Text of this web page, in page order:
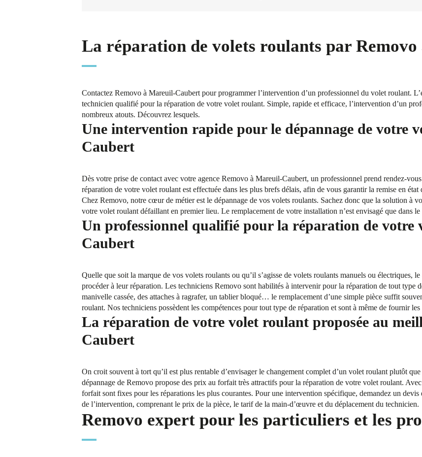
La réparation de volets roulants par
Contactez Removo à Mareuil-Caubert pour programmer l’intervention d’un professionnel du volet roulant.
technicien qualifié pour la réparation de votre volet roulant. Simple, rapide et efficace, l’intervention d’un
nombreux atouts. Découvrez lesquels.
Une intervention rapide pour le dépannage de votre
Caubert
Dès votre prise de contact avec votre agence Removo à Mareuil-Caubert, un professionnel prend rendez-
réparation de votre volet roulant est effectuée dans les plus brefs délais, afin de vous garantir la remise en
Chez Removo, notre cœur de métier est le dépannage de vos volets roulants. Sachez donc que la solution à
votre volet roulant défaillant en premier lieu. Le remplacement de votre installation n’est envisagé que dans le
Un professionnel qualifié pour la réparation de
Caubert
Quelle que soit la marque de vos volets roulants ou qu’il s’agisse de volets roulants manuels ou électriques,
procéder à leur réparation. Les techniciens Removo sont habilités à intervenir pour la réparation de tout type
manivelle cassée, des attaches à ragrafer, un tablier bloqué… le remplacement d’une simple pièce suffit
roulant. Nos techniciens possèdent les compétences pour tout type de réparation et sont à même de fournir
La réparation de votre volet roulant proposée au
Caubert
On croit souvent à tort qu’il est plus rentable d’envisager le changement complet d’un volet roulant plutôt
dépannage de Removo propose des prix au forfait très attractifs pour la réparation de votre volet roulant.
forfait sont fixes pour les réparations les plus courantes. Pour une intervention spécifique, demandez un
de l’intervention, comprenant le prix de la pièce, le tarif de la main-d’œuvre et du déplacement du technicien.
Removo expert pour les particuliers et les